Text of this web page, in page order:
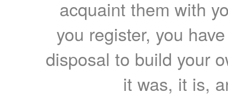
acquaint them with
you register, you
disposal to build your
it was, it is,